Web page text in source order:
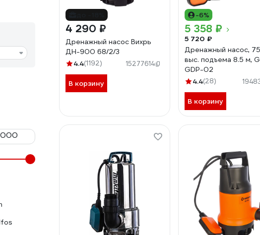
4 290 ₽
Дренажный насос Вихрь
ДН-900 68/2/3
4.4(1192) 15277614
В корзину
-6%
5 358 ₽
5 720 ₽
Дренажный насос,
выс. подъема 8.5 м,
GDP-02
4.4(28)
В корзину